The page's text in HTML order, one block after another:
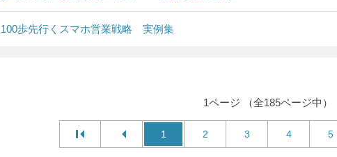
100歩先行くスマホ営業戦略 実例集
1ページ （全185ページ中）
1 2 3 4 5